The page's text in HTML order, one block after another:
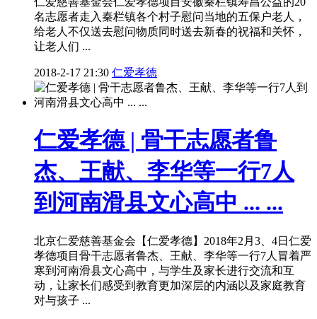
名志愿者走入秦栏镇各个村子慰问当地的五保户老人，
给老人不仅送去慰问物质同时送去新春的祝福和关怀，
让老人们 ...
2018-2-17 21:30 仁爱孝德
仁爱孝德 | 骨干志愿者鲁
杰、王献、李华等一行7人
到河南滑县文心高中 ... ...
北京仁爱慈善基金会【仁爱孝德】2018年2月3、4日仁爱
孝德项目骨干志愿者鲁杰、王献、李华等一行7人冒着严
寒到河南滑县文心高中，与学生及家长进行交流和互
动，让家长们感受到教育更加深层的内涵以及家庭教育
对与孩子 ...